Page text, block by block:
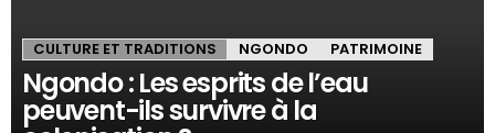
CULTURE ET TRADITIONS NGONDO PATRIMOINE
Ngondo : Les esprits de l’eau
peuvent-ils survivre à la